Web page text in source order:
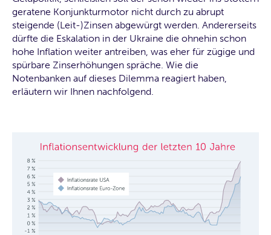
geratene Konjunkturmotor nicht durch zu abrupt
steigende (Leit-)Zinsen abgewürgt werden. Andererseits
dürfte die Eskalation in der Ukraine die ohnehin schon
hohe Inflation weiter antreiben, was eher für zügige und
spürbare Zinserhöhungen spräche. Wie die
Notenbanken auf dieses Dilemma reagiert haben,
erläutern wir Ihnen nachfolgend.